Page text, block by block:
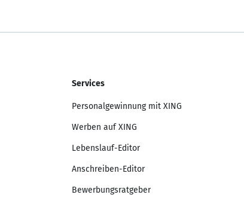
Services
Personalgewinnung mit XING
Werben auf XING
Lebenslauf-Editor
Anschreiben-Editor
Bewerbungsratgeber